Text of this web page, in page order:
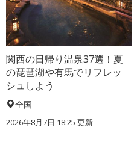
関西の日帰り温泉37選！夏
の琵琶湖や有馬でリフレッ
シュしよう
全国
2026年8月7日 18:25 更新